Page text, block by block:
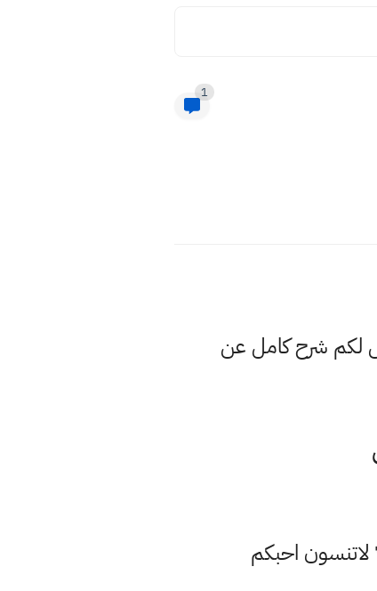
1
لكم شرح كامل عن
احبكم